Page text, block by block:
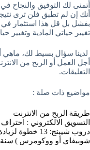
أتمنى لك التوفيق والنجاح
أنك إن لم تطبق فلن ترى
بفشل بل قل هذا استثمار
تغيير حياتي المادية
لدينا سؤال بسيط لك،
أجل العمل أو الربح من
التعليقات.
مواضيع ذات صلة :
طريقة الربح من الانترنت
التسويق الالكتروني : احتراف
دروب شيبنج: 13
شوبيفاي أو ووكومرس ) سنة 2021